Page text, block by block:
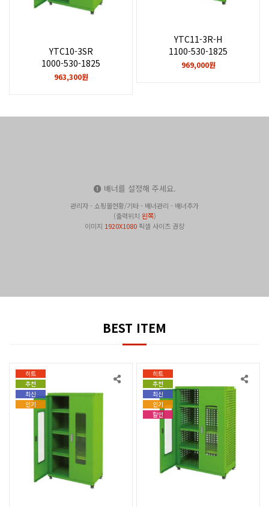
YTC10-3SR
1000-530-1825
963,300원
YTC11-3R-H
1100-530-1825
969,000원
배너를 설정해 주세요.
관리자 - 쇼핑몰현황/기타 - 배너관리 - 배너추가
(출력위치 왼쪽)
이미지 1920X1080 픽셀 사이즈 권장
BEST ITEM
히트
추천
최신
인기
히트
추천
최신
인기
할인